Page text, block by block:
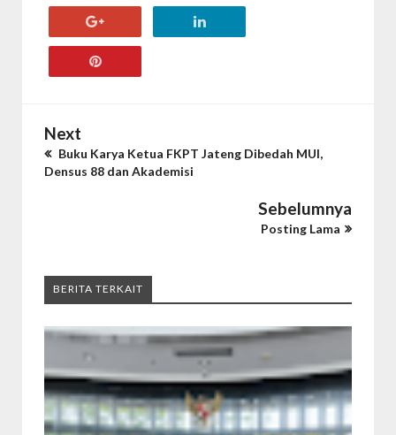
Next
Buku Karya Ketua FKPT Jateng Dibedah MUI,
Densus 88 dan Akademisi
Sebelumnya
Posting Lama
BERITA TERKAIT